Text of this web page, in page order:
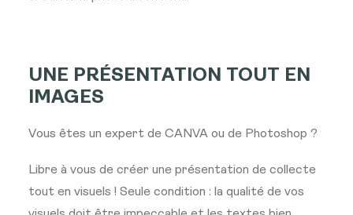
UNE PRÉSENTATION TOUT EN
IMAGES
Vous êtes un expert de CANVA ou de Photoshop ?
Libre à vous de créer une présentation de collecte
tout en visuels ! Seule condition : la qualité de vos